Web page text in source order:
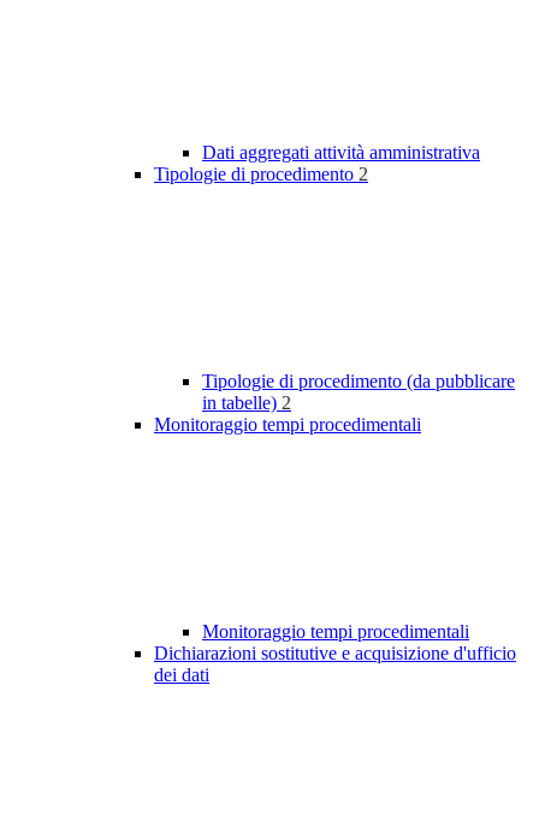
Dati aggregati attività amministrativa
Tipologie di procedimento 2
Tipologie di procedimento (da pubblicare
in tabelle) 2
Monitoraggio tempi procedimentali
Monitoraggio tempi procedimentali
Dichiarazioni sostitutive e acquisizione d'ufficio
dei dati